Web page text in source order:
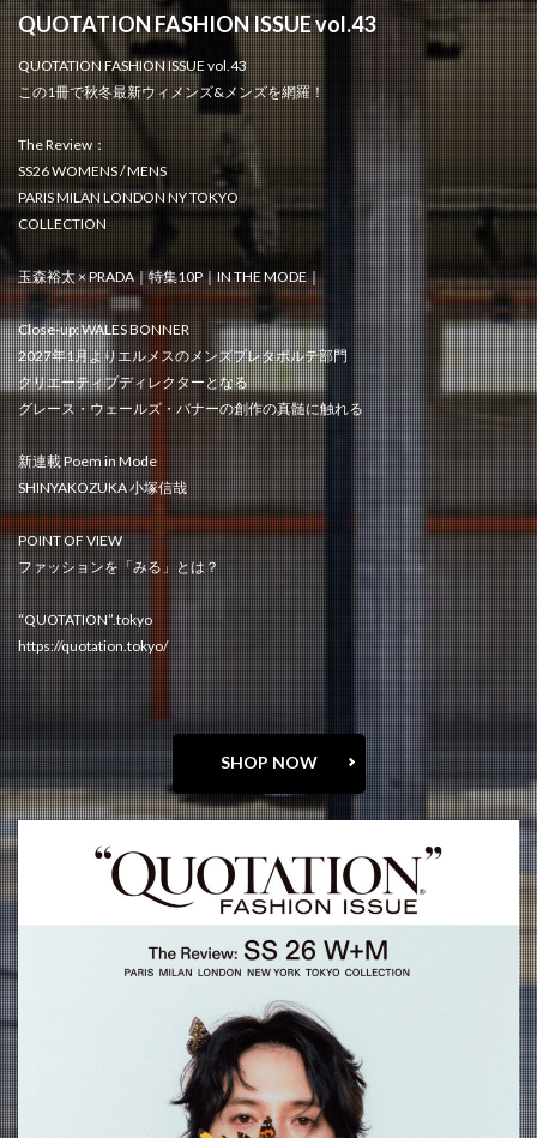
QUOTATION FASHION ISSUE vol.43
QUOTATION FASHION ISSUE vol.43
この1冊で秋冬最新ウィメンズ&メンズを網羅！
The Review：
SS26 WOMENS / MENS
PARIS MILAN LONDON NY TOKYO
COLLECTION
玉森裕太 × PRADA｜特集10P｜IN THE MODE｜
Close-up: WALES BONNER
2027年1月よりエルメスのメンズプレタポルテ部門
クリエーティブディレクターとなる
グレース・ウェールズ・バナーの創作の真髄に触れる
新連載 Poem in Mode
SHINYAKOZUKA 小塚信哉
POINT OF VIEW
ファッションを「みる」とは？
“QUOTATION”.tokyo
https://quotation.tokyo/
SHOP NOW